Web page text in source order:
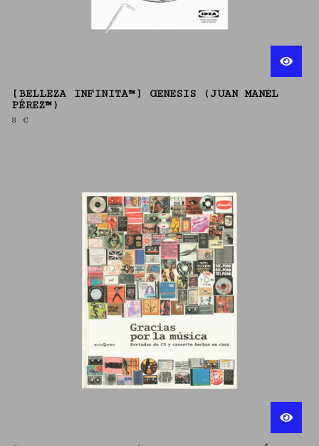
[BELLEZA INFINITA™] GENESIS (JUAN MANEL
PÉREZ™)
8 €